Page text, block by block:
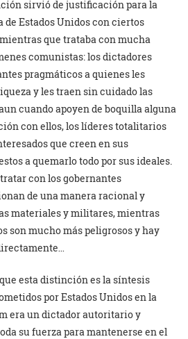
sirvió de justificación para la
Estados Unidos con ciertos
que trataba con mucha
comunistas: los dictadores
pragmáticos a quienes les
y les traen sin cuidado las
cuando apoyen de boquilla alguna
con ellos, los líderes totalitarios
que creen en sus
a quemarlo todo por sus ideales.
con los gobernantes
de una manera racional y
materiales y militares, mientras
son mucho más peligrosos y hay
esta distinción es la síntesis
por Estados Unidos en la
era un dictador autoritario y
su fuerza para mantenerse en el